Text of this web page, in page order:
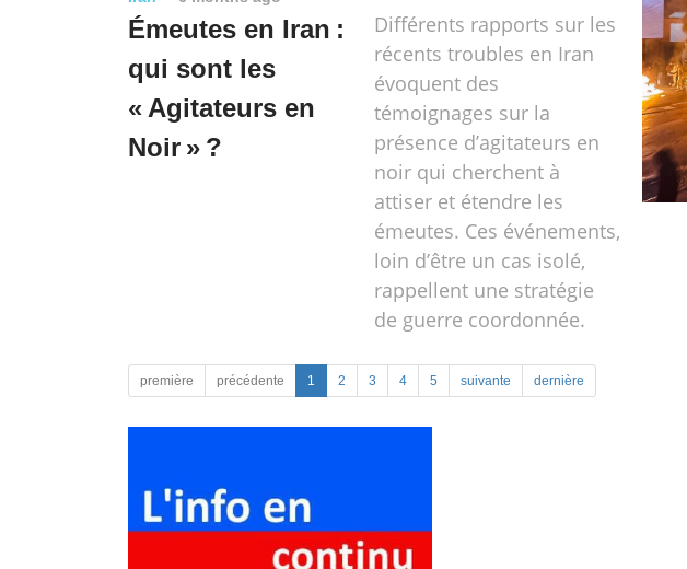
Émeutes en Iran :
qui sont les
« Agitateurs en
Noir » ?
Différents rapports sur les
récents troubles en Iran
évoquent des
témoignages sur la
présence d’agitateurs en
noir qui cherchent à
attiser et étendre les
émeutes. Ces événements,
loin d’être un cas isolé,
rappellent une stratégie
de guerre coordonnée.
première précédente 1 2 3 4 5 suivante dernière